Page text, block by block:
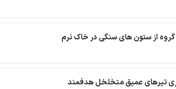
از ستون های سنگی در خاک نرم
تیرهای عمیق متخلخل هدفمند